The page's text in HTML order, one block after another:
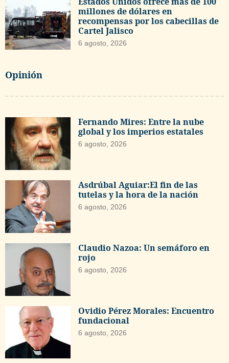
millones de dólares en
recompensas por los cabecillas de
Cartel Jalisco
6 agosto, 2026
Opinión
Fernando Mires: Entre la nube
global y los imperios estatales
6 agosto, 2026
Asdrúbal Aguiar:El fin de las
tutelas y la hora de la nación
6 agosto, 2026
Claudio Nazoa: Un semáforo en
rojo
6 agosto, 2026
Ovidio Pérez Morales: Encuentro
fundacional
6 agosto, 2026